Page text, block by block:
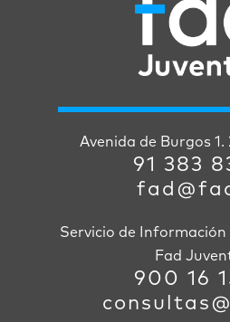
Avenida de Burgos
91 383
Servicio de
Fad
900 16